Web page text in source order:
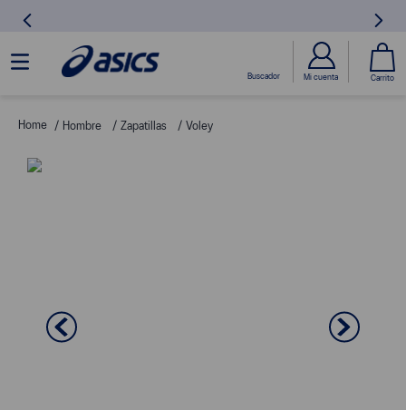
Hombre Zapatillas Voley